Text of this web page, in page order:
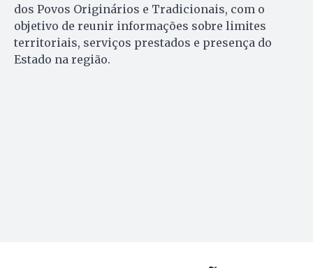
dos Povos Originários e Tradicionais, com o
objetivo de reunir informações sobre limites
territoriais, serviços prestados e presença do
Estado na região.